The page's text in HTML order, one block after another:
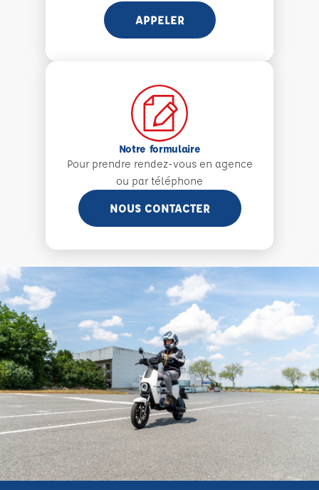
APPELER
Notre formulaire
Pour prendre rendez-vous en agence
ou par téléphone
NOUS CONTACTER